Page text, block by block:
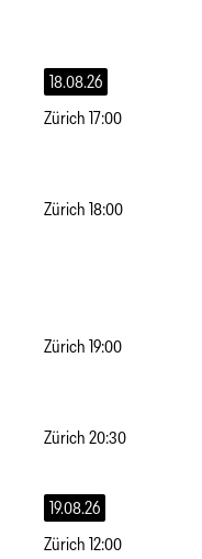
18.08.26
Zürich 17:00
Zürich 18:00
Zürich 19:00
Zürich 20:30
19.08.26
Zürich 12:00